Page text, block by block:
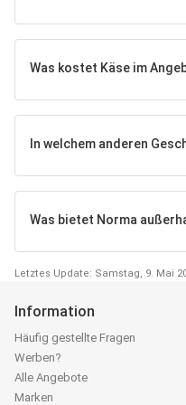
Was kostet Käse im
In welchem anderen
Was bietet Norma
Letztes Update: Samstag, 9. Mai
Information
Häufig gestellte Fragen
Werben?
Alle Angebote
Marken